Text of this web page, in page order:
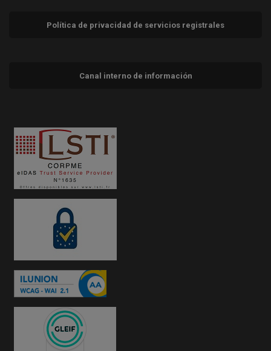
Política de privacidad de servicios registrales
Canal interno de información